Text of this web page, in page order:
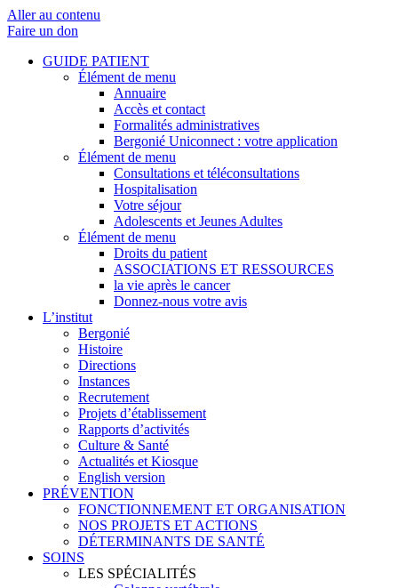
Aller au contenu
Faire un don
GUIDE PATIENT
Élément de menu
Annuaire
Accès et contact
Formalités administratives
Bergonié Uniconnect : votre application
Élément de menu
Consultations et téléconsultations
Hospitalisation
Votre séjour
Adolescents et Jeunes Adultes
Élément de menu
Droits du patient
ASSOCIATIONS ET RESSOURCES
la vie après le cancer
Donnez-nous votre avis
L’institut
Bergonié
Histoire
Directions
Instances
Recrutement
Projets d’établissement
Rapports d’activités
Culture & Santé
Actualités et Kiosque
English version
PRÉVENTION
FONCTIONNEMENT ET ORGANISATION
NOS PROJETS ET ACTIONS
DÉTERMINANTS DE SANTÉ
SOINS
LES SPÉCIALITÉS